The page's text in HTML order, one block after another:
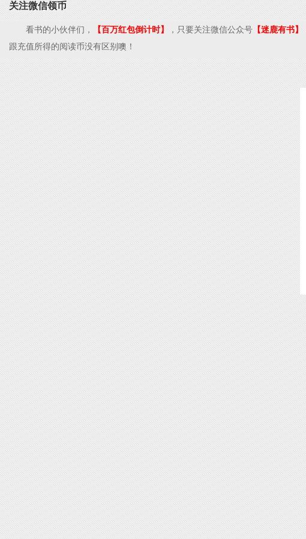
关注微信领币
看书的小伙伴们， 【百万红包倒计时】 ，只要关注微信公众号 【迷鹿有书】
跟充值所得的阅读币没有区别噢！